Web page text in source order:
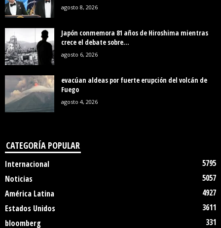
agosto 8, 2026
Japón conmemora 81 años de Hiroshima mientras
crece el debate sobre...
agosto 6, 2026
evacúan aldeas por fuerte erupción del volcán de
Fuego
agosto 4, 2026
CATEGORÍA POPULAR
Internacional
5795
Noticias
5057
América Latina
4927
Estados Unidos
3611
bloomberg
331